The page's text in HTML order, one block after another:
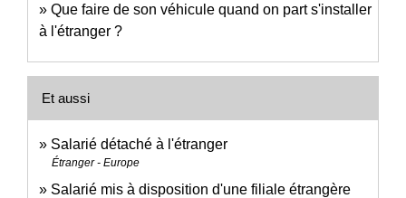
Que faire de son véhicule quand on part s'installer
à l'étranger ?
Et aussi
Salarié détaché à l'étranger
Étranger - Europe
Salarié mis à disposition d'une filiale étrangère